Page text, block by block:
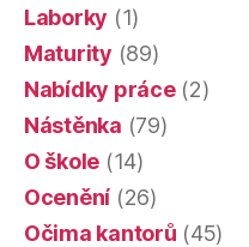
Laborky (1)
Maturity (89)
Nabídky práce(2)
Nástěnka (79)
O škole (14)
Ocenění (26)
Očima kantorů (45)